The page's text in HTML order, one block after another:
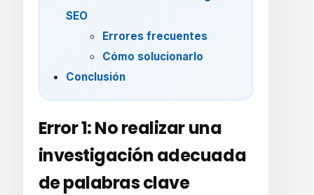
SEO
Errores frecuentes
Cómo solucionarlo
Conclusión
Error 1: No realizar una
investigación adecuada
de palabras clave